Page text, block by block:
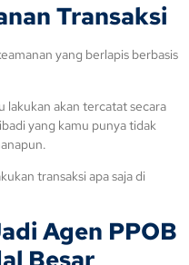
Transaksi
yang berlapis berbasis
lakukan akan tercatat secara
yang kamu punya tidak
transaksi apa saja di
Agen PPOB